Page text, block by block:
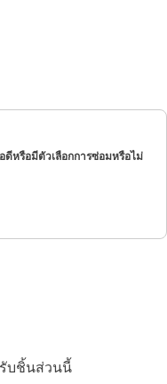
ดีหรือมีตัวเลือกการซ่อมหรือไม่
รับชิ้นส่วนนี้